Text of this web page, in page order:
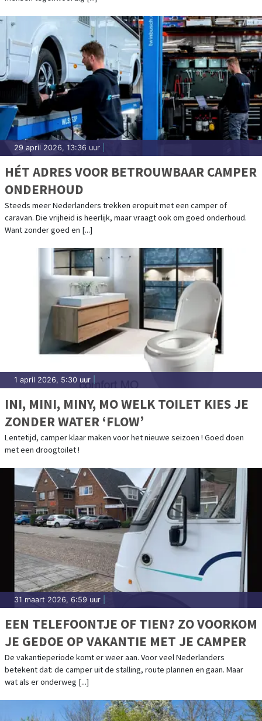
29 april 2026, 13:36 uur
HÉT ADRES VOOR BETROUWBAAR CAMPER
ONDERHOUD
Steeds meer Nederlanders trekken eropuit met een camper of
caravan. Die vrijheid is heerlijk, maar vraagt ook om goed onderhoud.
Want zonder goed en [...]
1 april 2026, 5:30 uur
INI, MINI, MINY, MO WELK TOILET KIES JE
ZONDER WATER ‘FLOW’
Lentetijd, camper klaar maken voor het nieuwe seizoen ! Goed doen
met een droogtoilet !
31 maart 2026, 6:59 uur
EEN TELEFOONTJE OF TIEN? ZO VOORKOM
JE GEDOE OP VAKANTIE MET JE CAMPER
De vakantieperiode komt er weer aan. Voor veel Nederlanders
betekent dat: de camper uit de stalling, route plannen en gaan. Maar
wat als er onderweg [...]